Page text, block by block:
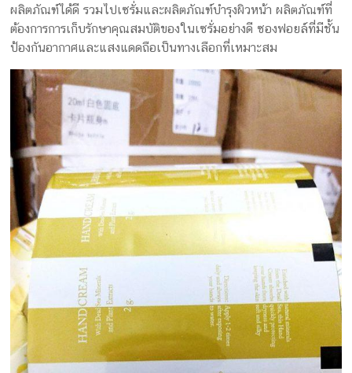
ผลิตภัณฑ์ได้ดี รวมไปเซรั่มและผลิตภัณฑ์บำรุงผิวหน้า ผลิตภัณฑ์ที่
ต้องการการเก็บรักษาคุณสมบัติของในเซรั่มอย่างดี ซองฟอยล์ที่มีชั้น
ป้องกันอากาศและแสงแดดถือเป็นทางเลือกที่เหมาะสม